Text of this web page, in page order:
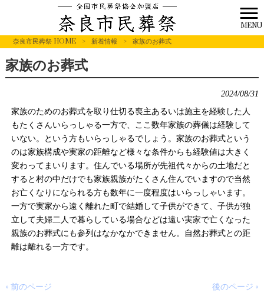
MENU
奈良市民葬祭 HOME
> 新着情報 > 家族のお葬式
家族のお葬式
2024/08/31
家族のためのお葬式を取り仕切る喪主あるいは施主を経験した人
もたくさんいらっしゃる一方で、ここ数年家族の葬儀は経験して
いない。という方もいらっしゃるでしょう。家族のお葬式という
のは家族構成や実家の距離など様々な条件からも経験値は大きく
変わってまいります。住んでいる場所が先祖代々からの土地だと
すると村の中だけでも家族親族がたくさん住んでいますので当然
お亡くなりになられる方も数年に一度程度はいらっしゃいます。
一方で実家から遠く離れた町で結婚して子供ができて、子供が独
立して夫婦二人で暮らしている場合などは遠い実家で亡くなった
親族のお葬式にも参列はなかなかできません。自然お葬式との距
離は離れる一方です。
« 前のページ 後のページ »